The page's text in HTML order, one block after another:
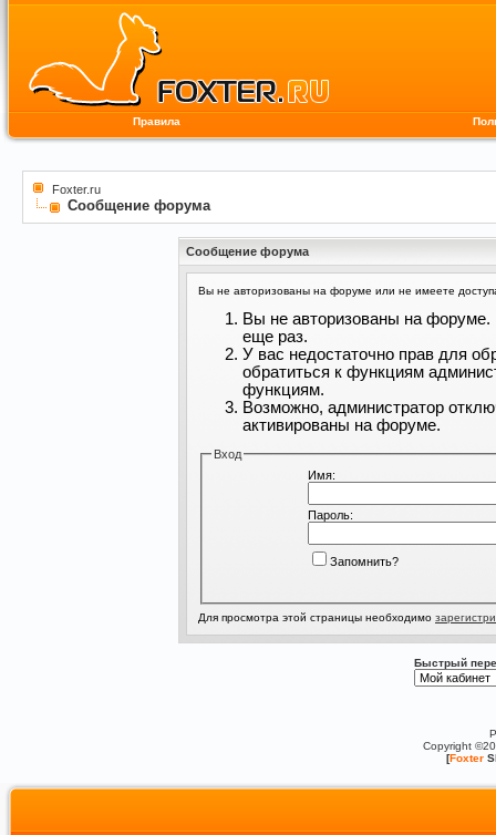
Правила
Foxter.ru
Сообщение форума
Сообщение форума
Вы не авторизованы на форуме или не имеете
Вы не авторизованы на форуме.
еще раз.
У вас недостаточно прав для
обратиться к функциям
функциям.
Возможно, администратор
активированы на форуме.
Вход
Имя:
Пароль:
Запомнить?
Для просмотра этой страницы необходимо
Быстрый
Copyright
[Foxter